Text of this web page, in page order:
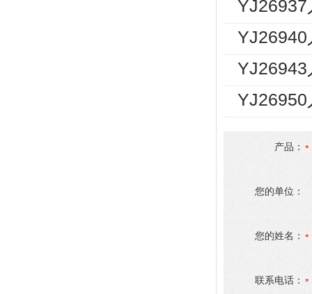
YJ26937
YJ26940
YJ26943
YJ26950
产品：
您的单位：
您的姓名：
联系电话：